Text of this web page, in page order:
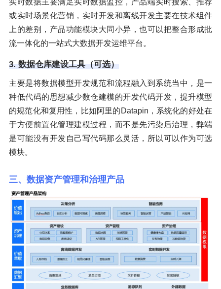
实时数据主要满足实时数据监控，产品端实时搜索、推荐
或实时场景化营销，实时开发和离线开发主要在技术组件
上的差别，产品功能模块大同小异，也可以把整合形成批
流一体化的一站式大数据开发运维平台。
3. 数据仓库建设工具（可选）
主要是将数据模型开发规范和流程融入到系统当中，是一
种低代码的思想减少数仓建模的开发代码开发，提升模型
的规范化和复用性，比如阿里的Datapin，系统化的好处在
于方便前置化管理建模过程，而不是先污染后治理，弊端
是可能没有开发自己写代码那么灵活，所以可以作为可选
模块。
三、数据资产管理和治理产品